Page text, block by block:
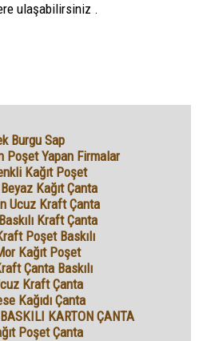
ulaşabilirsiniz .
Burgu Sap
Poşet Yapan Firmalar
Kağıt Poşet
Kağıt Çanta
Ucuz Kraft Çanta
Kraft Çanta
Poşet Baskılı
Kağıt Poşet
Çanta Baskılı
Kraft Çanta
Kağıdı Çanta
KARTON ÇANTA
Poşet Çanta